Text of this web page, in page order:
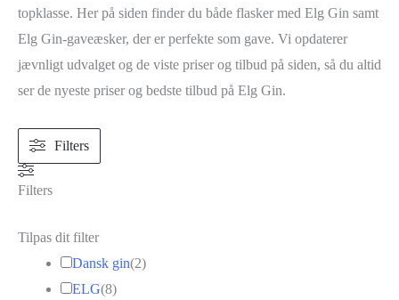
topklasse. Her på siden finder du både flasker med Elg Gin samt
Elg Gin-gaveæsker, der er perfekte som gave. Vi opdaterer
jævnligt udvalget og de viste priser og tilbud på siden, så du altid
ser de nyeste priser og bedste tilbud på Elg Gin.
Filters
Filters
Tilpas dit filter
Dansk gin(2)
ELG(8)